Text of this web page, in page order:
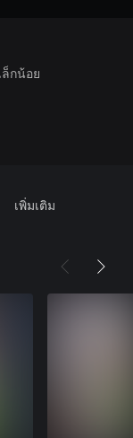
กน้อย
เพิ่มเติม